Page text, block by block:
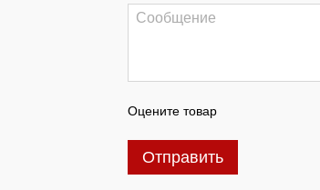
Оцените товар
Отправить